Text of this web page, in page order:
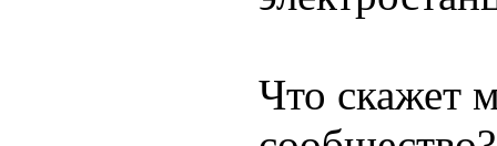
Что скажет